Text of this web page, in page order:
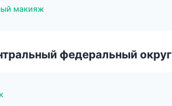
макияж
федеральный округ